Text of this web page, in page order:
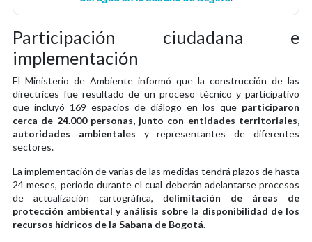
Participación ciudadana e
implementación
El Ministerio de Ambiente informó que la construcción de las
directrices fue resultado de un proceso técnico y participativo
que incluyó 169 espacios de diálogo en los que participaron
cerca de 24.000 personas, junto con entidades territoriales,
autoridades ambientales y representantes de diferentes
sectores.
La implementación de varias de las medidas tendrá plazos de hasta
24 meses, periodo durante el cual deberán adelantarse procesos
de actualización cartográfica, delimitación de áreas de
protección ambiental y análisis sobre la disponibilidad de los
recursos hídricos de la Sabana de Bogotá.